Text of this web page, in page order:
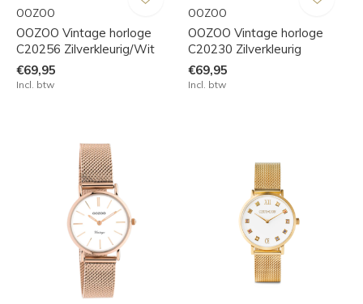
OOZOO
OOZOO Vintage horloge
C20256 Zilverkleurig/Wit
€69,95
Incl. btw
OOZOO
OOZOO Vintage horloge
C20230 Zilverkleurig
€69,95
Incl. btw